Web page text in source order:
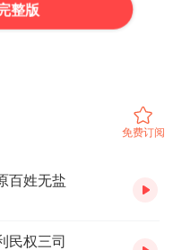
整版
免费订阅
百姓无盐
民权三司